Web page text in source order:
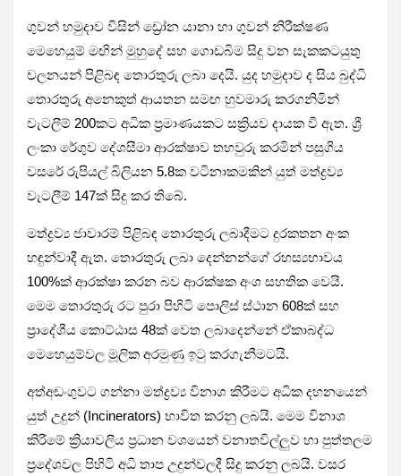
ගුවන් හමුදාව විසින් ඩ්‍රෝන යානා හා ගුවන් නිරීක්ෂණ
මෙහෙයුම් මඟින් මුහුදේ සහ ගොඩබිම සිදු වන සැකකටයුතු
චලනයන් පිළිබඳ තොරතුරු ලබා දෙයි. යුද හමුදාව ද සිය බුද්ධි
තොරතුරු අනෙකුත් ආයතන සමඟ හුවමාරු කරගනිමින්
වැටලීම් 200කට අධික ප්‍රමාණයකට සක්‍රියව දායක වී ඇත. ශ්‍රී
ලංකා රේගුව දේශසීමා ආරක්ෂාව තහවුරු කරමින් පසුගිය
වසරේ රුපියල් බිලියන 5.8ක වටිනාකමකින් යුත් මත්ද්‍රව්‍ය
වැටලීම් 147ක් සිදු කර තිබේ.
මත්ද්‍රව්‍ය ජාවාරම් පිළිබඳ තොරතුරු ලබාදීමට දුරකතන අංක
හඳුන්වාදී ඇත. තොරතුරු ලබා දෙන්නන්ගේ රහස්‍යභාවය
100%ක් ආරක්ෂා කරන බව ආරක්ෂක අංශ සහතික වෙයි.
මෙම තොරතුරු රට පුරා පිහිටි පොලිස් ස්ථාන 608ක් සහ
ප්‍රාදේශීය කොට්ඨාස 48ක් වෙත ලබාදෙන්නේ ඒකාබද්ධ
මෙහෙයුම්වල මූලික අරමුණු ඉටු කරගැනීමටයි.
අත්අඩංගුවට ගන්නා මත්ද්‍රව්‍ය විනාශ කිරීමට අධික දහනයෙන්
යුත් උදුන් (Incinerators) භාවිත කරනු ලබයි. මෙම විනාශ
කිරීමේ ක්‍රියාවලිය ප්‍රධාන වශයෙන් වනාතවිල්ලුව හා පුත්තලම
ප්‍රදේශවල පිහිටි අධි තාප උදුන්වලදී සිදු කරනු ලබයි. වසර